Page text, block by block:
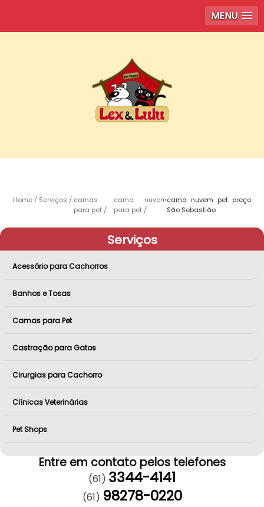
MENU
Home Serviços
camas
para pet
cama nuvem
para pet
cama nuvem pet preço
São Sebastião
Serviços
Acessório para Cachorros
Banhos e Tosas
Camas para Pet
Castração para Gatos
Cirurgias para Cachorro
Clínicas Veterinárias
Pet Shops
Entre em contato pelos telefones
(61) 3344-4141
(61) 98278-0220